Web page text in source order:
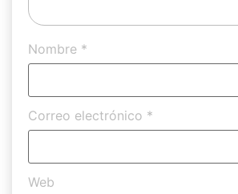
Nombre *
Correo electrónico *
Web